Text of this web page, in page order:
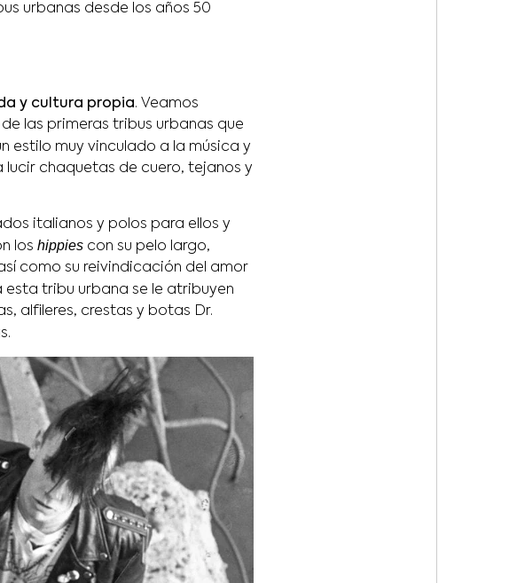
urbanas desde los años 50
y cultura propia. Veamos
las primeras tribus urbanas que
estilo muy vinculado a la música y
lucir chaquetas de cuero, tejanos y
italianos y polos para ellos y
los hippies con su pelo largo,
como su reivindicación del amor
esta tribu urbana se le atribuyen
alfileres, crestas y botas Dr.